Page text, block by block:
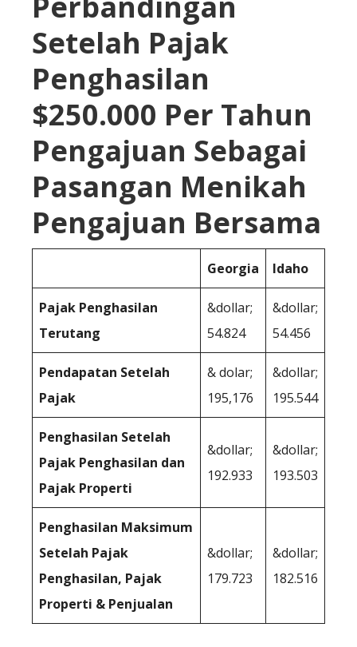
Setelah Pajak
Penghasilan
$250.000 Per Tahun
Pengajuan Sebagai
Pasangan Menikah
Pengajuan Bersama
Georgia Idaho
Pajak Penghasilan
Terutang
&dollar;
54.824
&dollar;
54.456
Pendapatan Setelah
Pajak
& dolar;
195,176
&dollar;
195.544
Penghasilan Setelah
Pajak Penghasilan dan
Pajak Properti
&dollar;
192.933
&dollar;
193.503
Penghasilan Maksimum
Setelah Pajak
Penghasilan, Pajak
Properti & Penjualan
&dollar;
179.723
&dollar;
182.516